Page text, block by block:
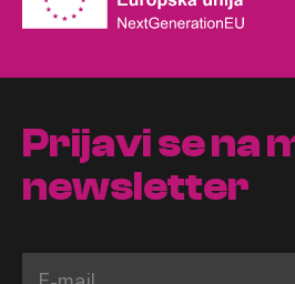
Prijavi se na
newsletter